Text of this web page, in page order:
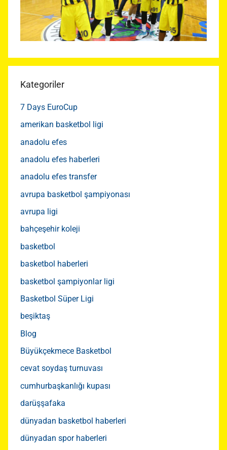
Kategoriler
7 Days EuroCup
amerikan basketbol ligi
anadolu efes
anadolu efes haberleri
anadolu efes transfer
avrupa basketbol şampiyonası
avrupa ligi
bahçeşehir koleji
basketbol
basketbol haberleri
basketbol şampiyonlar ligi
Basketbol Süper Ligi
beşiktaş
Blog
Büyükçekmece Basketbol
cevat soydaş turnuvası
cumhurbaşkanlığı kupası
darüşşafaka
dünyadan basketbol haberleri
dünyadan spor haberleri